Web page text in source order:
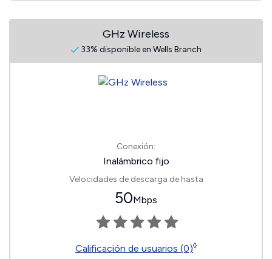
GHz Wireless
33% disponible en Wells Branch
Conexión:
Inalámbrico fijo
Velocidades de descarga de hasta
50Mbps
Calificación de usuarios (0)◊